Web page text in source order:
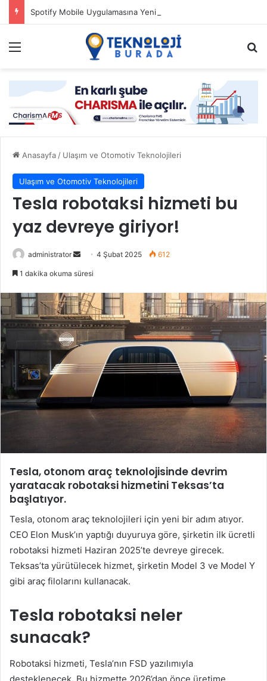
Spotify Mobile Uygulamasına Yeni Özellikler Ekliyor
Menü
Anasayfa/ Ulaşım ve Otomotiv Teknolojileri
Ulaşım ve Otomotiv Teknolojileri
Tesla robotaksi hizmeti bu
yaz devreye giriyor!
administrator
Bir
göndermek
4 Şubat 2025 612
1 dakika okuma süresi
Tesla, otonom araç teknolojisinde devrim
yaratacak robotaksi hizmetini Teksas’ta
başlatıyor.
Tesla, otonom araç teknolojileri için yeni bir adım atıyor.
CEO Elon Musk’ın yaptığı duyuruya göre, şirketin ilk ücretli
robotaksi hizmeti Haziran 2025’te devreye girecek.
Teksas’ta yürütülecek hizmet, şirketin Model 3 ve Model Y
gibi araç filolarını kullanacak.
Tesla robotaksi neler
sunacak?
Robotaksi hizmeti, Tesla’nın FSD yazılımıyla